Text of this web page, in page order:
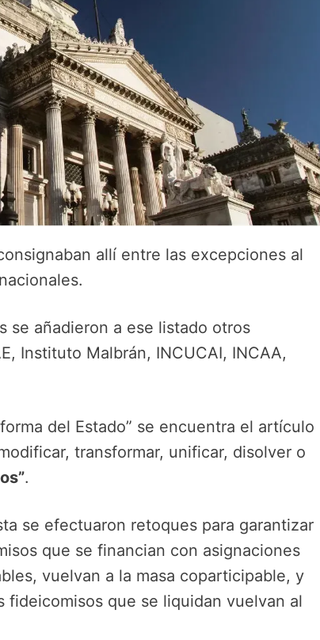
allí entre las excepciones al
se añadieron a ese listado otros
Instituto Malbrán, INCUCAI, INCAA,
del Estado” se encuentra el artículo
transformar, unificar, disolver o
.
se efectuaron retoques para garantizar
que se financian con asignaciones
vuelvan a la masa coparticipable, y
que se liquidan vuelvan al